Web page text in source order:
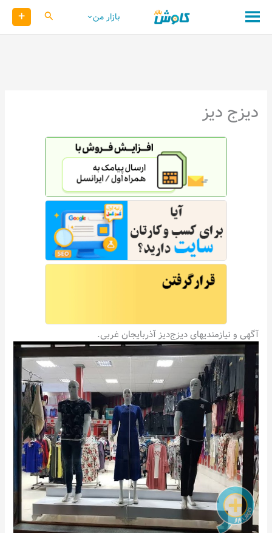
محتوا
بازار من کاوش +
دیزج دیز
آگهی و نیازمندیهای دیزج‌دیز آذربایجان غربی.